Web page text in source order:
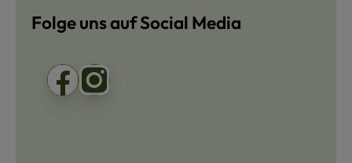
Folge uns auf Social Media